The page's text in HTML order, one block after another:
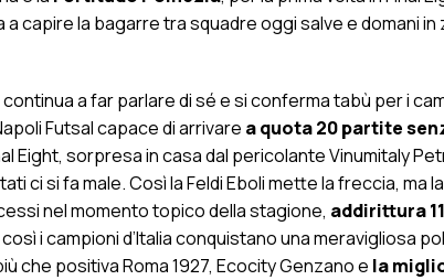
a capire la bagarre tra squadre oggi salve e domani in
continua a far parlare di sé e si conferma tabù per i
Futsal capace di arrivare a quota 20 partite
Eight, sorpresa in casa dal pericolante Vinumitaly
ci si fa male. Così la Feldi Eboli mette la freccia, ma
nel momento topico della stagione, addirittura
i campioni d’Italia conquistano una meravigliosa
che positiva Roma 1927, Ecocity Genzano e la